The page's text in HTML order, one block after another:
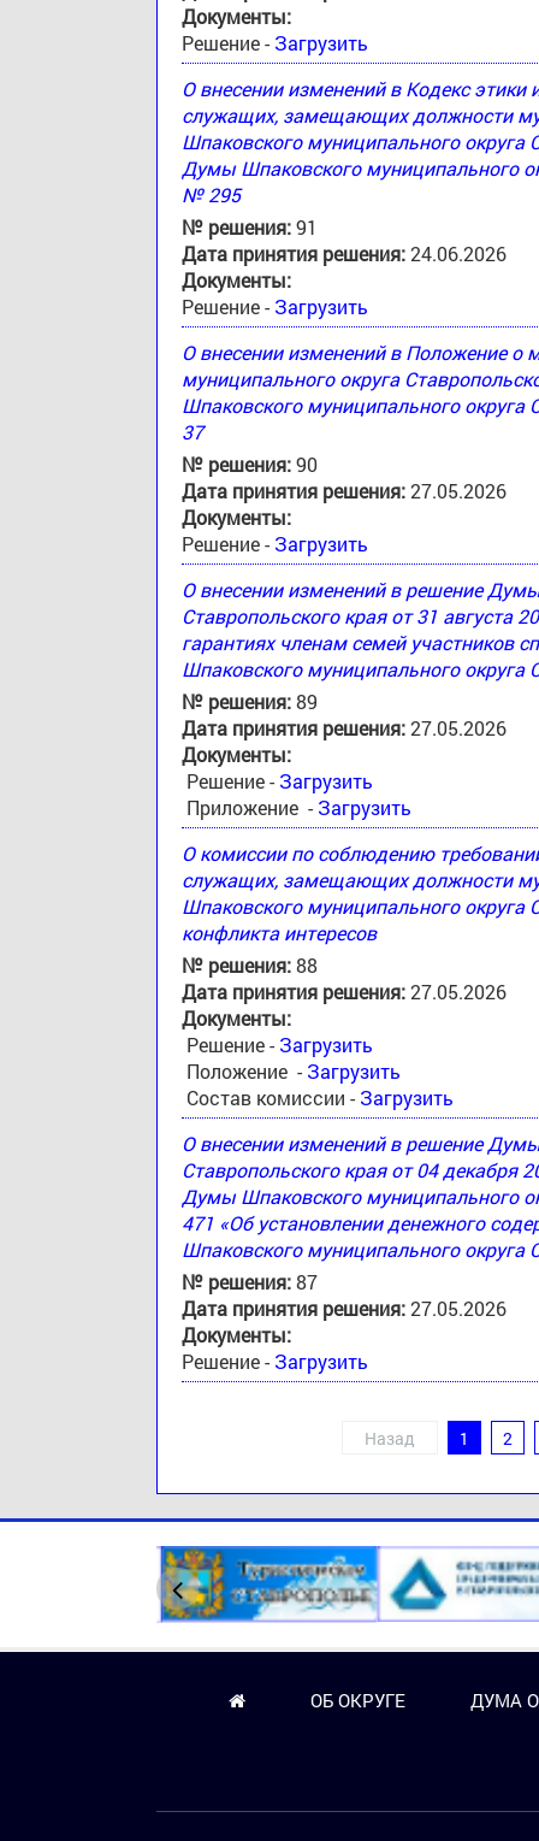
Документы:
Решение - Загрузить
О внесении изменений в Кодекс
служащих, замещающих должности
Шпаковского муниципального
Думы Шпаковского муниципального
№ 295
№ решения:91
Дата принятия решения:24.06.2026
Документы:
Решение - Загрузить
О внесении изменений в Положение
муниципального округа
Шпаковского муниципального округа
37
№ решения:90
Дата принятия решения:27.05.2026
Документы:
Решение - Загрузить
О внесении изменений в решение
Ставропольского края от 31
гарантиях членам семей участников
Шпаковского муниципального округа
№ решения:89
Дата принятия решения:27.05.2026
Документы:
Решение - Загрузить
Приложение - Загрузить
О комиссии по соблюдению
служащих, замещающих должности
Шпаковского муниципального округа
конфликта интересов
№ решения:88
Дата принятия решения:27.05.2026
Документы:
Решение - Загрузить
Положение - Загрузить
Состав комиссии - Загрузить
О внесении изменений в решение
Ставропольского края от 04 декабря
Думы Шпаковского муниципального
471 «Об установлении денежного
Шпаковского муниципального округа
№ решения:87
Дата принятия решения:27.05.2026
Документы:
Решение - Загрузить
Назад 1 2
ОБ ОКРУГЕ ДУМА